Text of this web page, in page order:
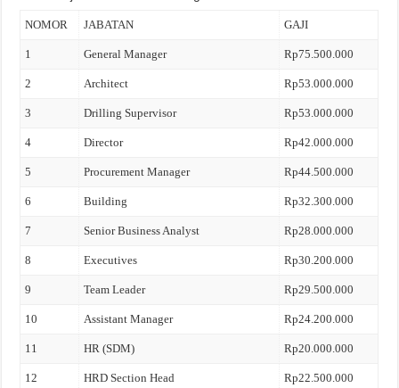
NOMOR JABATAN GAJI
1 General Manager Rp75.500.000
2 Architect Rp53.000.000
3 Drilling Supervisor Rp53.000.000
4 Director Rp42.000.000
5 Procurement Manager Rp44.500.000
6 Building Rp32.300.000
7 Senior Business Analyst Rp28.000.000
8 Executives Rp30.200.000
9 Team Leader Rp29.500.000
10 Assistant Manager Rp24.200.000
11 HR (SDM) Rp20.000.000
12 HRD Section Head Rp22.500.000